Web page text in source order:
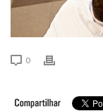
0